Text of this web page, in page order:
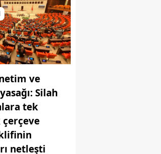
ve
Silah
tek
netleşti